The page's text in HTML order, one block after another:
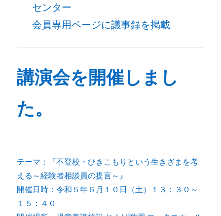
センター
会員専用ページに議事録を掲載
講演会を開催しまし
た。
テーマ：『不登校・ひきこもりという生きざまを考
える～経験者相談員の提言～』
開催日時：令和５年６月１０日（土）１３：３０～
１５：４０